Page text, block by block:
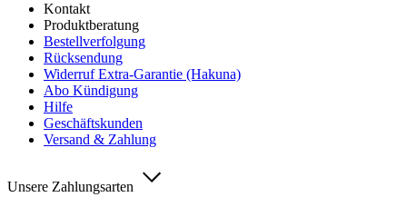
Kontakt
Produktberatung
Bestellverfolgung
Rücksendung
Widerruf Extra-Garantie (Hakuna)
Abo Kündigung
Hilfe
Geschäftskunden
Versand & Zahlung
Unsere Zahlungsarten